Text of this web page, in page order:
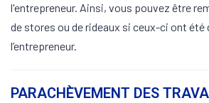
l'entrepreneur. Ainsi, vous pouvez être
de stores ou de rideaux si ceux-ci ont été
l’entrepreneur.
PARACHÈVEMENT DES